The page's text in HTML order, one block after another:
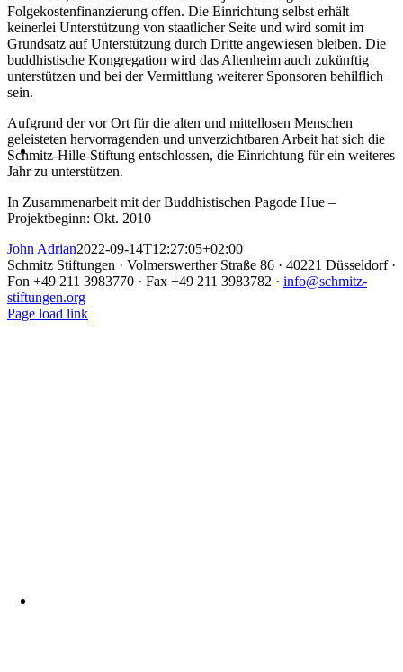
Folgekostenfinanzierung offen. Die Einrichtung selbst erhält
keinerlei Unterstützung von staatlicher Seite und wird somit im
Grundsatz auf Unterstützung durch Dritte angewiesen bleiben. Die
buddhistische Kongregation wird das Altenheim auch zukünftig
unterstützen und bei der Vermittlung weiterer Sponsoren behilflich
sein.
Aufgrund der vor Ort für die alten und mittellosen Menschen
geleisteten hervorragenden und unverzichtbaren Arbeit hat sich die
Schmitz-Hille-Stiftung entschlossen, die Einrichtung für ein weiteres
Jahr zu unterstützen.
In Zusammenarbeit mit der Buddhistischen Pagode Hue –
Projektbeginn: Okt. 2010
John Adrian2022-09-14T12:27:05+02:00
Schmitz Stiftungen · Volmerswerther Straße 86 · 40221 Düsseldorf ·
Fon +49 211 3983770 · Fax +49 211 3983782 · info@schmitz-
stiftungen.org
Page load link